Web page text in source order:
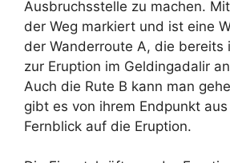
Ausbruchsstelle zu machen.
der Weg markiert und ist eine
der Wanderroute A, die bereits
zur Eruption im Geldingadalir
Auch die Rute B kann man
gibt es von ihrem Endpunkt
Fernblick auf die Eruption.